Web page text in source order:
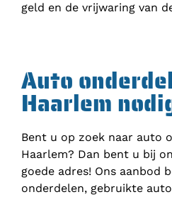
geld en de vrijwaring van
Auto
Haarlem
Bent u op zoek naar auto
Haarlem? Dan bent u bij
goede adres! Ons aanbod
onderdelen, gebruikte